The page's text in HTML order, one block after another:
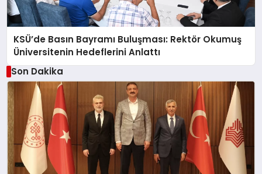
KSÜ’de Basın Bayramı Buluşması: Rektör Okumuş
Üniversitenin Hedeflerini Anlattı
Son Dakika